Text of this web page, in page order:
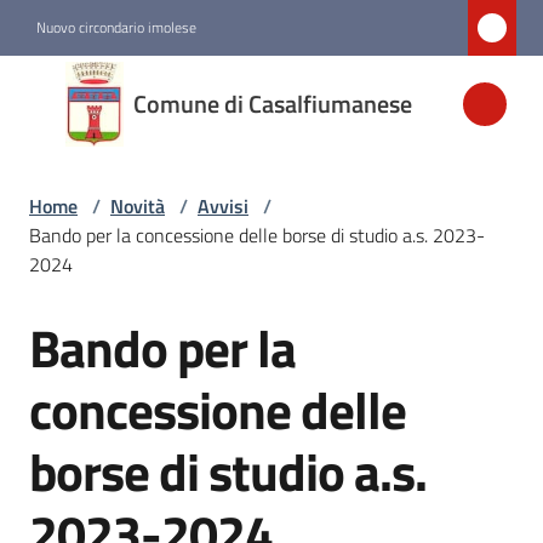
Nuovo circondario imolese
Comune di Casalfiumanese
Comune di
Casalfiumanese
Amministrazione
Vivere
Casalfiumanese
Home / Novità / Avvisi /
Bando per la concessione delle borse di studio a.s. 2023-
2024
Salta al contenuto
Bando per la
concessione delle
borse di studio a.s.